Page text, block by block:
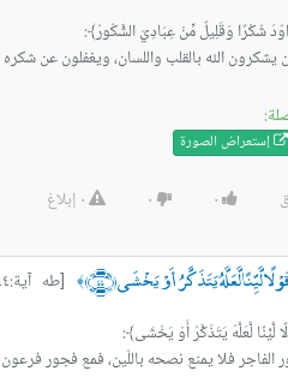
يشكرون الله بالقلب واللسان، ويغفلون عن
إستعراض الصورة
٠ ٠ ٠ إبلاغ
لَّيِّنًا لَّعَلَّهُ يَتَذَكَّرُ أَوْ يَخْشَى ﴿٤٤﴾ ﴾
[طه آية:٤٤]
الفاجر فلا يمنع نصحه باللّين، فمع فجور